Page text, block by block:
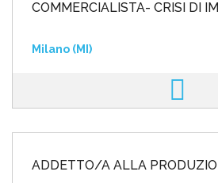
COMMERCIALISTA- CRISI DI
Milano (MI)
ADDETTO/A ALLA